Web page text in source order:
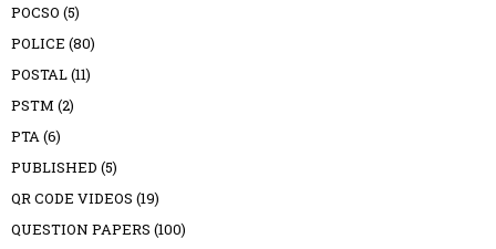
POCSO (5)
POLICE (80)
POSTAL(11)
PSTM (2)
PTA (6)
PUBLISHED (5)
QR CODE VIDEOS (19)
QUESTION PAPERS (100)